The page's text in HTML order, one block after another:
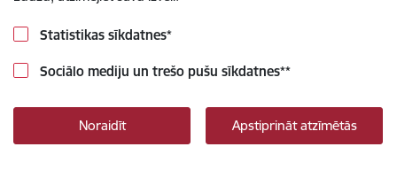
Statistikas sīkdatnes*
Sociālo mediju un trešo pušu sīkdatnes**
Noraidīt Apstiprināt atzīmētās